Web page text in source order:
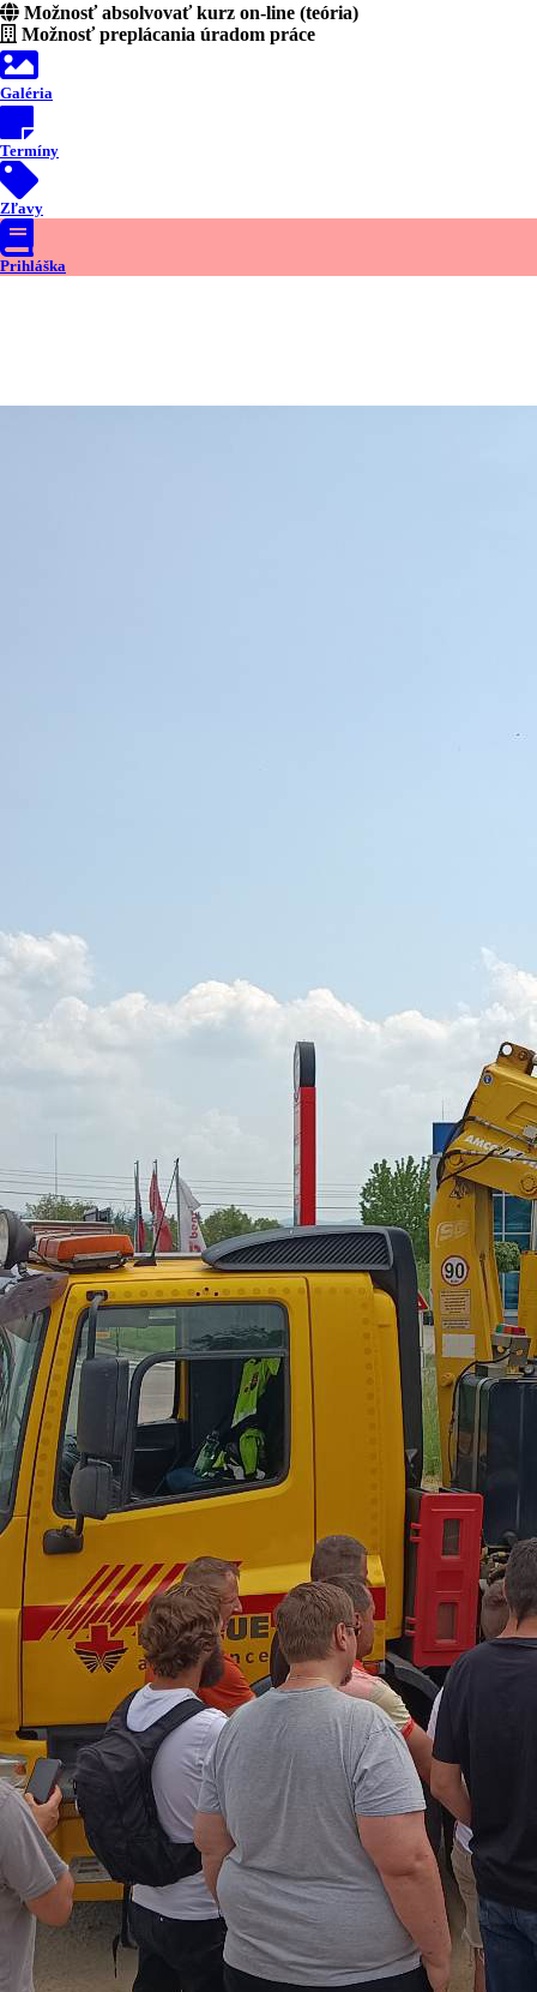
Možnosť absolvovať kurz on-line (teória)
Možnosť preplácania úradom práce
Galéria
Termíny
Zľavy
Prihláška